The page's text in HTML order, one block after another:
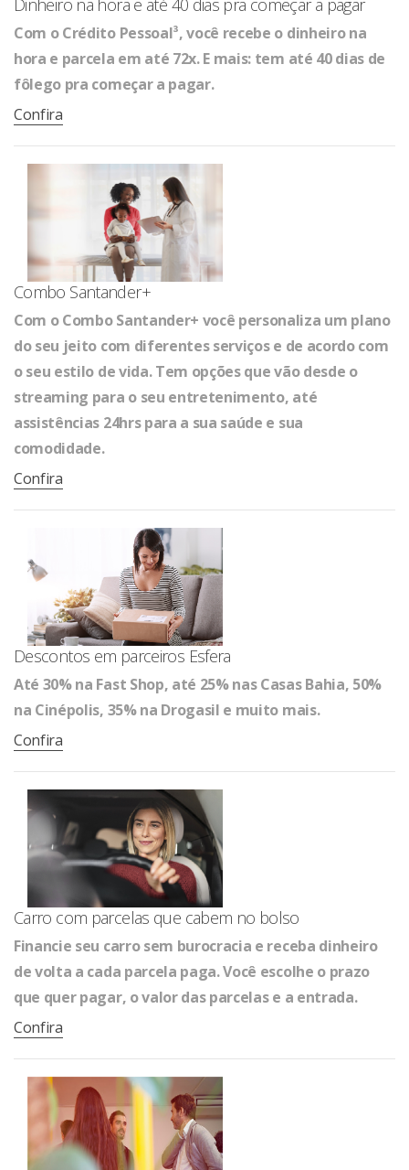
Dinheiro na hora e até 40 dias pra começar a pagar
Com o Crédito Pessoal³, você recebe o dinheiro na
hora e parcela em até 72x. E mais: tem até 40 dias de
fôlego pra começar a pagar.
Confira
Combo Santander+
Com o Combo Santander+ você personaliza um plano
do seu jeito com diferentes serviços e de acordo com
o seu estilo de vida. Tem opções que vão desde o
streaming para o seu entretenimento, até
assistências 24hrs para a sua saúde e sua
comodidade.
Confira
Descontos em parceiros Esfera
Até 30% na Fast Shop, até 25% nas Casas Bahia, 50%
na Cinépolis, 35% na Drogasil e muito mais.
Confira
Carro com parcelas que cabem no bolso
Financie seu carro sem burocracia e receba dinheiro
de volta a cada parcela paga. Você escolhe o prazo
que quer pagar, o valor das parcelas e a entrada.
Confira